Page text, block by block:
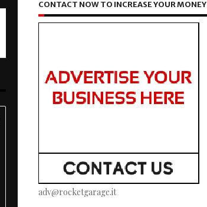
CONTACT NOW TO INCREASE YOUR MONEY
adv@rocketgarage.it